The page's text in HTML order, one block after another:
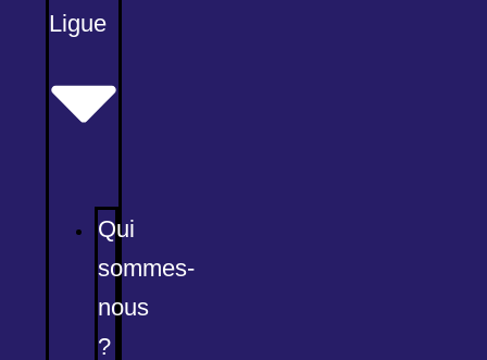
Ligue
Qui
sommes-
nous
?